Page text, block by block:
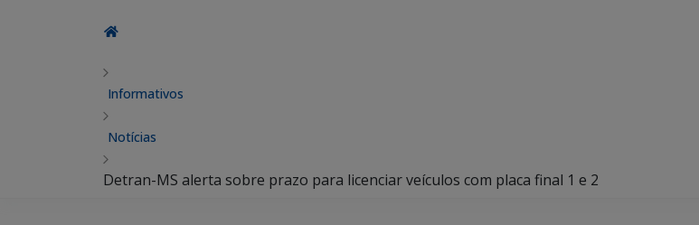
Informativos
Notícias
Detran-MS alerta sobre prazo para licenciar veículos com placa final 1 e 2